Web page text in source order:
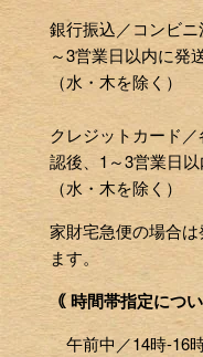
銀行振込／コンビ
～3営業日以内に発
（水・木を除く）
クレジットカード
認後、1～3営業日以
（水・木を除く）
家財宅急便の場合
ます。
｟ 時間帯指定につい
午前中／14時-16